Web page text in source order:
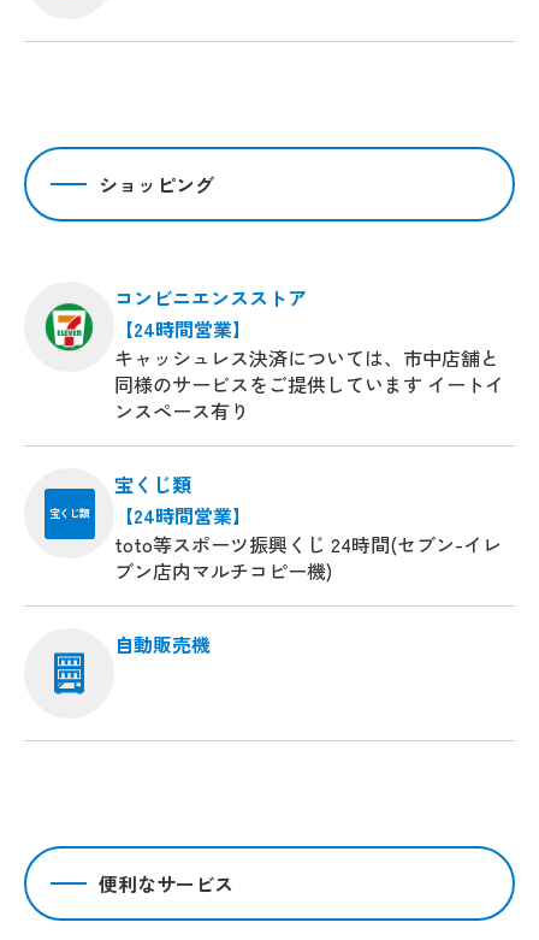
ショッピング
コンビニエンスストア
【24時間営業】
キャッシュレス決済については、市中店舗と
同様のサービスをご提供しています イートイ
ンスペース有り
宝くじ類
宝くじ類
【24時間営業】
toto等スポーツ振興くじ 24時間(セブン-イレ
ブン店内マルチコピー機)
自動販売機
便利なサービス